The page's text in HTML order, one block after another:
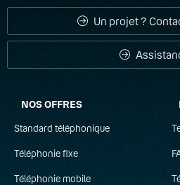
Un projet ?
NOS OFFRES
Standard téléphonique
Téléphonie fixe
Téléphonie mobile